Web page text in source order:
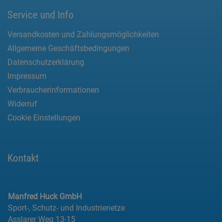
Service und Info
Versandkosten und Zahlungsmöglichkeiten
Allgemeine Geschäftsbedingungen
Datenschutzerklärung
Impressum
Verbraucherinformationen
Widerruf
Cookie Einstellungen
Kontakt
Manfred Huck GmbH
Sport-, Schutz- und Industrienetze
Asslarer Weg 13-15